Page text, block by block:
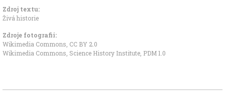
Zdroj textu:
Živá historie
Zdroje fotografii:
Wikimedia Commons CC BY 2.0
Wikimedia Commons, Science History Institute PDM 1.0